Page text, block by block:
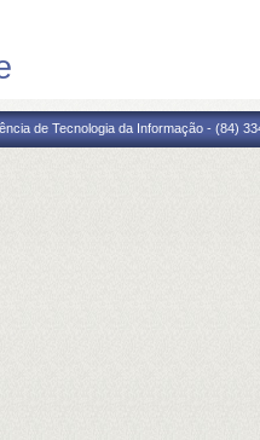
de Tecnologia da Informação - (84)